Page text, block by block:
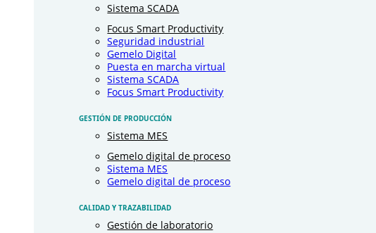
Sistema SCADA
Focus Smart Productivity
Seguridad industrial
Gemelo Digital
Puesta en marcha virtual
Sistema SCADA
Focus Smart Productivity
GESTIÓN DE PRODUCCIÓN
Sistema MES
Gemelo digital de proceso
Sistema MES
Gemelo digital de proceso
CALIDAD Y TRAZABILIDAD
Gestión de laboratorio